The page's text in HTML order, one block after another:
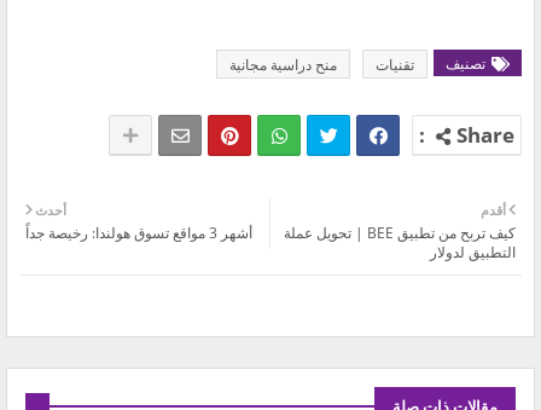
تصنيف تقنيات منح دراسية مجانية
أحدث
أشهر 3 مواقع تسوق هولندا: رخيصة جداً
أقدم
كيف تربح من تطبيق BEE | تحويل عملة
التطبيق لدولار